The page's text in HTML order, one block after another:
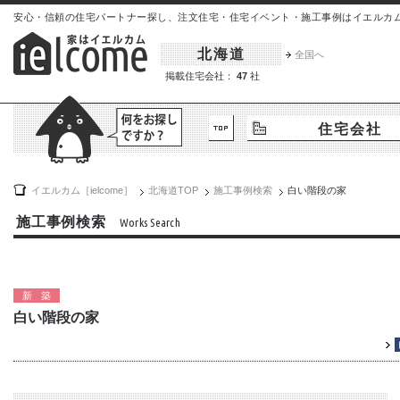
安心・信頼の住宅パートナー探し、注文住宅・住宅イベント・施工事例はイエルカ
北海道
全国へ
掲載住宅会社：
47 社
住宅会社
イエルカム［ielcome］ 北海道TOP 施工事例検索 白い階段の家
施工事例検索 Works Search
新築
白い階段の家